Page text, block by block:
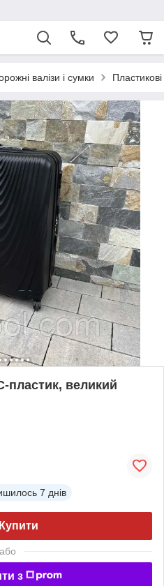
валізи і сумки Пластикові
пластик, великий
7 днів
Купити
або
з